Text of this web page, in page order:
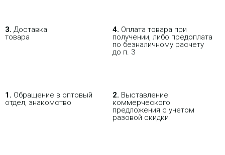
3. Доставка
товара
4. Оплата товара при
получении, либо предоплата
по безналичному расчету
до п. 3
1. Обращение в оптовый
отдел, знакомство
2. Выставление
коммерческого
предложения с учетом
разовой скидки